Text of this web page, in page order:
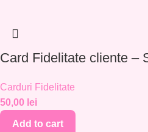
Card Fidelitate cliente –
Carduri Fidelitate
50,00 lei
Add to cart